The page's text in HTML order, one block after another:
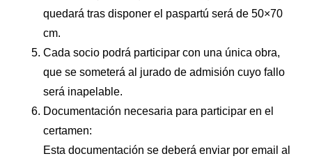
quedará tras disponer el paspartú será de 50×70
cm.
Cada socio podrá participar con una única obra,
que se someterá al jurado de admisión cuyo fallo
será inapelable.
Documentación necesaria para participar en el
certamen:
Esta documentación se deberá enviar por email al